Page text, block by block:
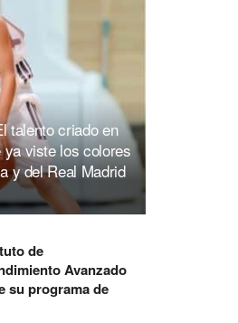
talento criado en
ya viste los colores
y del Real Madrid
de
Avanzado
su programa de